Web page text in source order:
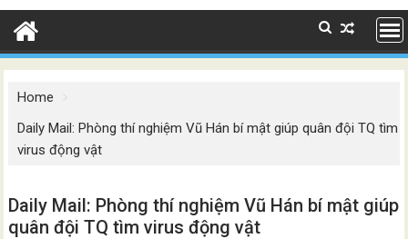
Home
Daily Mail: Phòng thí nghiệm Vũ Hán bí mật giúp quân đội TQ tìm
virus động vật
Daily Mail: Phòng thí nghiệm Vũ Hán bí mật giúp
quân đội TQ tìm virus động vật